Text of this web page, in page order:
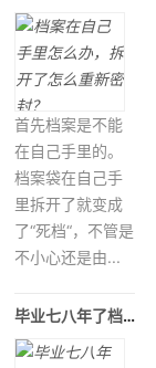
首先档案是不能
在自己手里的。
档案袋在自己手
里拆开了就变成
了“死档“，不管是
不小心还是由...
毕业七八年了档案在哪里查询？